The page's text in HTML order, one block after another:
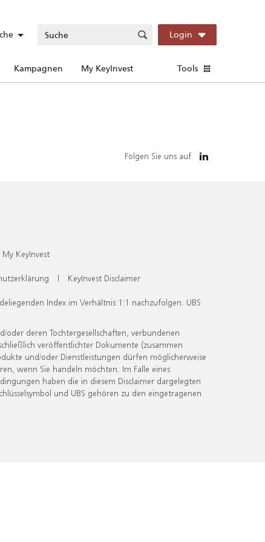
Login
Kampagnen My KeyInvest Tools
Folgen Sie uns auf
My KeyInvest
| KeyInvest Disclaimer
Index im Verhältnis 1:1 nachzufolgen. UBS
deren Tochtergesellschaften, verbundenen
veröffentlichter Dokumente (zusammen
und/oder Dienstleistungen dürfen möglicherweise
wenn Sie handeln möchten. Im Falle eines
haben die in diesem Disclaimer dargelegten
und UBS gehören zu den eingetragenen